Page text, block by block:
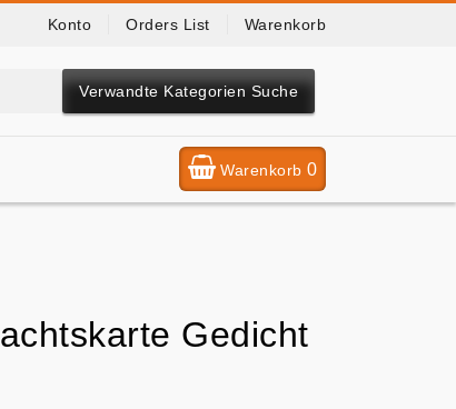
Konto Orders List Warenkorb
Verwandte Kategorien Suche
Warenkorb 0
Gedicht